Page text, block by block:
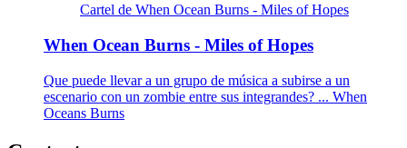
Cartel de When Ocean Burns - Miles of Hopes
When Ocean Burns - Miles of Hopes
Que puede llevar a un grupo de música a subirse a un
escenario con un zombie entre sus integrandes? ... When
Oceans Burns